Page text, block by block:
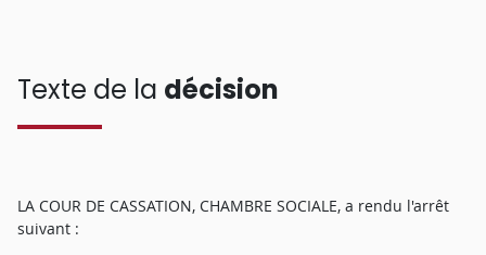
Texte de la décision
LA COUR DE CASSATION, CHAMBRE SOCIALE, a rendu l'arrêt
suivant :